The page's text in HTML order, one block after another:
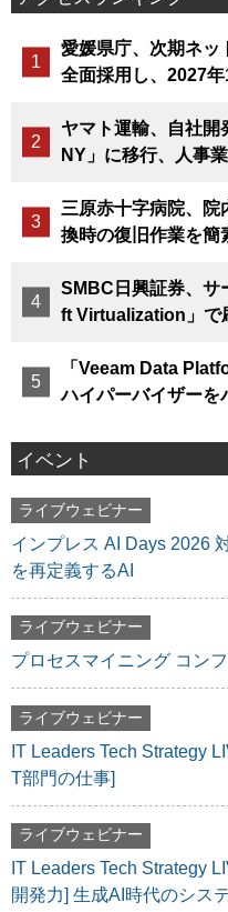
愛媛県庁、次期ネッ
全面採用し、2027
ヤマト運輸、自社開
NY」に移行、人事
三原赤十字病院、院
換時の復旧作業を簡
SMBC日興証券、サ
ft Virtualization」で
「Veeam Data
ハイパーバイザーを
イベント
ライブウェビナー
インプレス AI Days 2026
を再定義するAI
ライブウェビナー
プロセスマイニング コン
ライブウェビナー
IT Leaders Tech Strategy
T部門の仕事]
ライブウェビナー
IT Leaders Tech Strategy
開発力] 生成AI時代のシス